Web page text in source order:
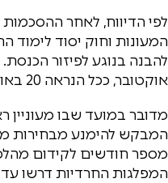
לפי הדיווח, לאחר
המעונות וחוק יסוד
להבנה בנוגע לפיזור
אוקטובר, ככל הנראה 20 באוקטובר, ט' בחשוון תשפ"ז.
מדובר במועד שבו מעוניין
המבקש להימנע מבחירות
מספר חודשים לקידום
המפלגות החרדיות דרשו